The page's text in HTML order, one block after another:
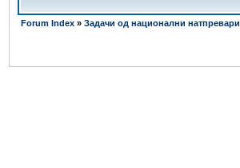
Forum Index » Задачи од национални натпревари